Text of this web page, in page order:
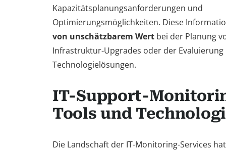
Kapazitätsplanungsanforderungen und
Optimierungsmöglichkeiten. Diese
von unschätzbarem Wert bei der Planung
Infrastruktur-Upgrades oder der Evaluierung
Technologielösungen.
IT-Support-
Tools und
Die Landschaft der IT-Monitoring-Services